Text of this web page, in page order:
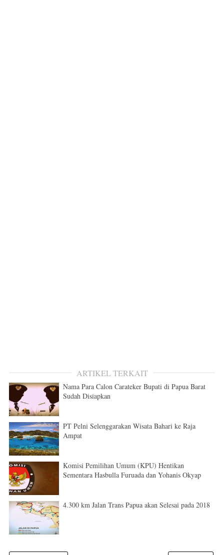
ARTIKEL TERKAIT
Nama Para Calon Carateker Bupati di Papua Barat
Sudah Disiapkan
PT Pelni Selenggarakan Wisata Bahari ke Raja
Ampat
Komisi Pemilihan Umum (KPU) Hentikan
Sementara Hasbulla Furuada dan Yohanis Okyap
4.300 km Jalan Trans Papua akan Selesai pada 2018